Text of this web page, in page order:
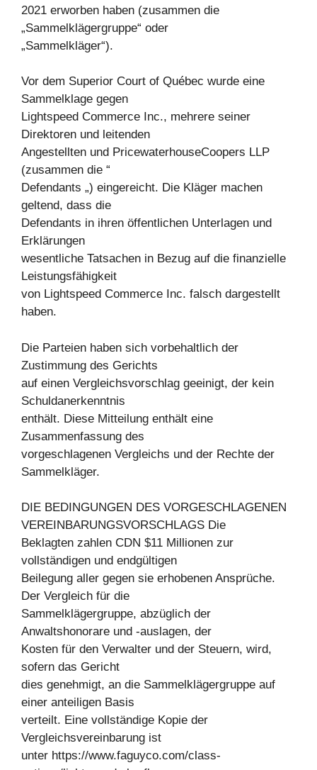
2021 erworben haben (zusammen die
„Sammelklägergruppe“ oder
„Sammelkläger“).
Vor dem Superior Court of Québec wurde eine
Sammelklage gegen
Lightspeed Commerce Inc., mehrere seiner
Direktoren und leitenden
Angestellten und PricewaterhouseCoopers LLP
(zusammen die “
Defendants „) eingereicht. Die Kläger machen
geltend, dass die
Defendants in ihren öffentlichen Unterlagen und
Erklärungen
wesentliche Tatsachen in Bezug auf die finanzielle
Leistungsfähigkeit
von Lightspeed Commerce Inc. falsch dargestellt
haben.
Die Parteien haben sich vorbehaltlich der
Zustimmung des Gerichts
auf einen Vergleichsvorschlag geeinigt, der kein
Schuldanerkenntnis
enthält. Diese Mitteilung enthält eine
Zusammenfassung des
vorgeschlagenen Vergleichs und der Rechte der
Sammelkläger.
DIE BEDINGUNGEN DES VORGESCHLAGENEN
VEREINBARUNGSVORSCHLAGS Die
Beklagten zahlen CDN $11 Millionen zur
vollständigen und endgültigen
Beilegung aller gegen sie erhobenen Ansprüche.
Der Vergleich für die
Sammelklägergruppe, abzüglich der
Anwaltshonorare und -auslagen, der
Kosten für den Verwalter und der Steuern, wird,
sofern das Gericht
dies genehmigt, an die Sammelklägergruppe auf
einer anteiligen Basis
verteilt. Eine vollständige Kopie der
Vergleichsvereinbarung ist
unter https://www.faguyco.com/class-